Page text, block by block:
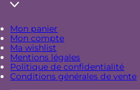
Mon panier
Mon compte
Ma wishlist
Mentions légales
Politique de confidentialité
Conditions générales de vente